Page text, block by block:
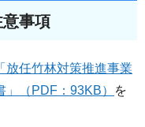
事項
「放任竹林対策推進事業
（PDF：93KB）
を